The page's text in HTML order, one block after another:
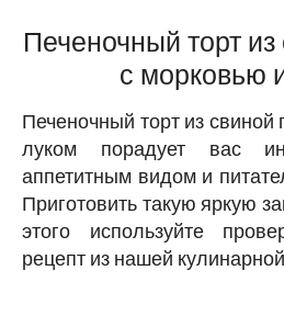
Печеночный торт
с морковью
Печеночный торт из
луком порадует вас
аппетитным видом и
Приготовить такую яркую
этого используйте
рецепт из нашей